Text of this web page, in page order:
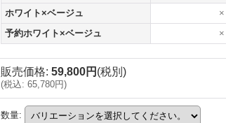
ホワイト×ベージュ
×
予約ホワイト×ベージュ
×
販売価格: 59,800円 (税別)
(税込: 65,780円)
数量: